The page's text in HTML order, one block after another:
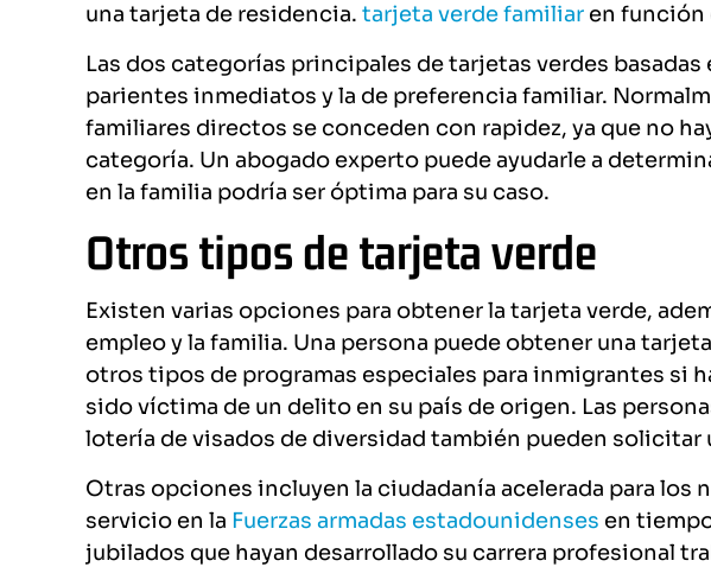
una tarjeta de residencia. tarjeta verde familiar en función
Las dos categorías principales de tarjetas verdes basadas
parientes inmediatos y la de preferencia familiar.
familiares directos se conceden con rapidez, ya que no
categoría. Un abogado experto puede ayudarle a
en la familia podría ser óptima para su caso.
Otros tipos de tarjeta verde
Existen varias opciones para obtener la tarjeta verde,
empleo y la familia. Una persona puede obtener una
otros tipos de programas especiales para inmigrantes si
sido víctima de un delito en su país de origen. Las
lotería de visados de diversidad también pueden solicitar
Otras opciones incluyen la ciudadanía acelerada para los
servicio en la Fuerzas armadas estadounidenses en
jubilados que hayan desarrollado su carrera profesional